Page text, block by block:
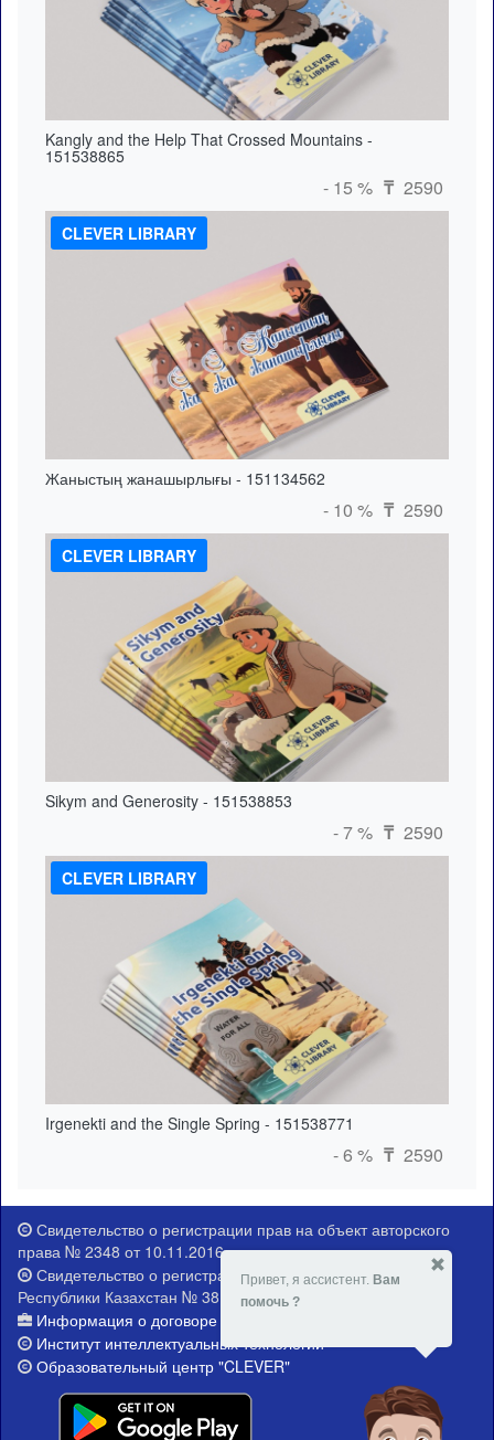
Kangly and the Help That Crossed Mountains -
151538865
- 15 % ₸ 2590
CLEVER LIBRARY
Жаныстың жанашырлығы - 151134562
- 10 % ₸ 2590
CLEVER LIBRARY
Sikym and Generosity - 151538853
- 7 % ₸ 2590
CLEVER LIBRARY
Irgenekti and the Single Spring - 151538771
- 6 % ₸ 2590
Свидетельство о регистрации прав на объект авторского
права № 2348 от 10.11.2016 г.
Свидетельство о регистрации Министерства юстиции
Республики Казахстан № 381-Е от 21.02.2015 г.
Информация о договоре публичной оферты
Институт интеллектуальных технологий
Образовательный центр "CLEVER"
Привет, я ассистент. Вам
помочь ?